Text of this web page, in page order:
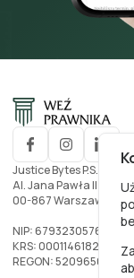
Justice Bytes P.S.A.
Al. Jana Pawła II nr. 27
00-867 Warszawa,
NIP: 6793230576
KRS: 0001146182
REGON: 520965002